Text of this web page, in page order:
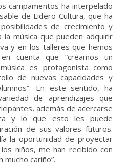
campamentos ha interpelado
de Lidero Cultura, que ha
de crecimiento y
música que pueden adquirir
y en los talleres que hemos
cuenta que “creamos un
es protagonista como
de nuevas capacidades y
En este sentido, ha
de aprendizajes que
además de acercarse
y lo que esto les puede
de sus valores futuros.
la oportunidad de proyectar
niños, me han recibido con
cariño”.